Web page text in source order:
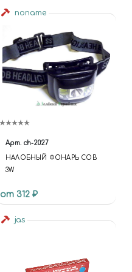
noname
Арт. ch-2027
НАЛОБНЫЙ ФОНАРЬ COB
3W
от 312 ₽
jas